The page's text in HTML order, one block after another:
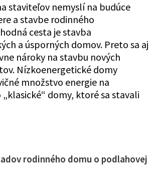
staviteľov nemyslí na budúce
a stavbe rodinného
cesta je stavba
a úsporných domov. Preto sa aj
nároky na stavbu nových
Nízkoenergetické domy
množstvo energie na
domy, ktoré sa stavali
rodinného domu o podlahovej